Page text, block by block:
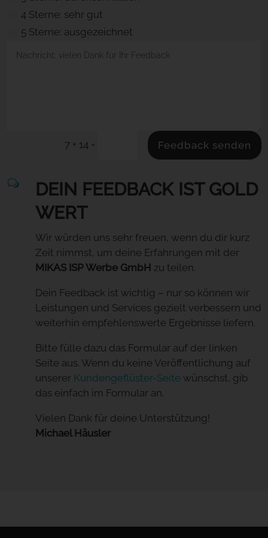
4 Sterne: sehr gut
5 Sterne: ausgezeichnet
7 + 14 = Feedback senden
w
DEIN FEEDBACK IST GOLD
WERT
Wir würden uns sehr freuen, wenn du dir kurz
Zeit nimmst, um deine Erfahrungen mit der
MIKAS ISP Werbe GmbH zu teilen.
Dein Feedback ist wichtig – nur so können wir
Leistungen und Services gezielt verbessern und
weiterhin empfehlenswerte Ergebnisse liefern.
Bitte fülle dazu das Formular auf der linken
Seite aus. Wenn du keine Veröffentlichung auf
unserer Kundengeflüster-Seite wünschst, gib
das einfach im Formular an.
Vielen Dank für deine Unterstützung!
Michael Häusler